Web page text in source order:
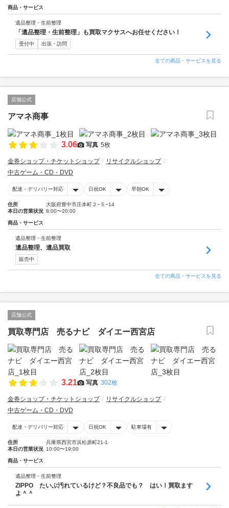
商品・サービス
遺品整理・生前整理
「遺品整理・生前整理」も買取マクサスへお任せください！
受付中 出張・訪問
全ての商品・サービスを見る
店舗公式
アマネ商事
3.06 写真 5枚
金券ショップ・チケットショップ
リサイクルショップ
中古ゲーム・CD・DVD
配達・デリバリー対応 日祝OK 早朝OK
住所
大阪府豊中市庄本町２−５−14
本日の営業状況 8:00〜20:00
商品・サービス
遺品整理・生前整理
遺品整理、遺品買取
販売中
全ての商品・サービスを見る
店舗公式
買取専門店 売るナビ ダイエー西宮店
3.21 写真 302枚
金券ショップ・チケットショップ
リサイクルショップ
中古ゲーム・CD・DVD
配達・デリバリー対応 日祝OK 駐車場有
住所
兵庫県西宮市浜松原町21-1
本日の営業状況 10:00〜19:00
商品・サービス
遺品整理・生前整理
ZIPPO たいぶ汚れているけど？不良品でも？ はい！買取ます
よ＾＾